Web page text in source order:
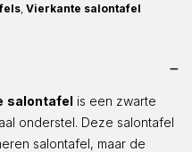
Vierkante salontafel
salontafel is een zwarte
onderstel. Deze salontafel
salontafel, maar de